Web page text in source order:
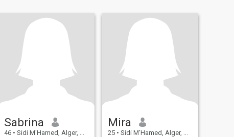
Sabrina
46 • Sidi M'Hamed, Alger, Algérie
Mira
25 • Sidi M'Hamed, Alger, Algérie